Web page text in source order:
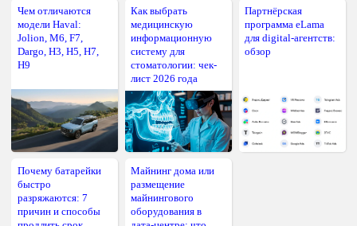
Чем отличаются
модели Haval:
Jolion, M6, F7,
Dargo, H3, H5, H7,
H9
Как выбрать
медицинскую
информационную
систему для
стоматологии: чек-
лист 2026 года
Партнёрская
программа eLama
для digital-агентств:
обзор
Почему батарейки
быстро
разряжаются: 7
причин и способы
Майнинг дома или
размещение
майнингового
оборудования в